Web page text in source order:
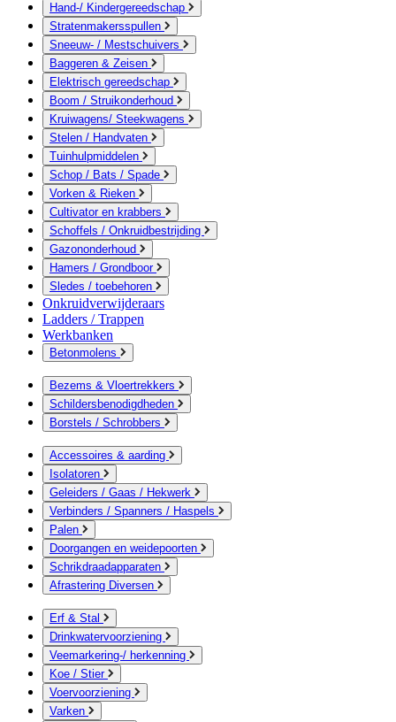
Hand-/ Kindergereedschap
Stratenmakersspullen
Sneeuw- / Mestschuivers
Baggeren & Zeisen
Elektrisch gereedschap
Boom / Struikonderhoud
Kruiwagens/ Steekwagens
Stelen / Handvaten
Tuinhulpmiddelen
Schop / Bats / Spade
Vorken & Rieken
Cultivator en krabbers
Schoffels / Onkruidbestrijding
Gazononderhoud
Hamers / Grondboor
Sledes / toebehoren
Onkruidverwijderaars
Ladders / Trappen
Werkbanken
Betonmolens
Bezems & Vloertrekkers
Schildersbenodigdheden
Borstels / Schrobbers
Accessoires & aarding
Isolatoren
Geleiders / Gaas / Hekwerk
Verbinders / Spanners / Haspels
Palen
Doorgangen en weidepoorten
Schrikdraadapparaten
Afrastering Diversen
Erf & Stal
Drinkwatervoorziening
Veemarkering-/ herkenning
Koe / Stier
Voervoorziening
Varken